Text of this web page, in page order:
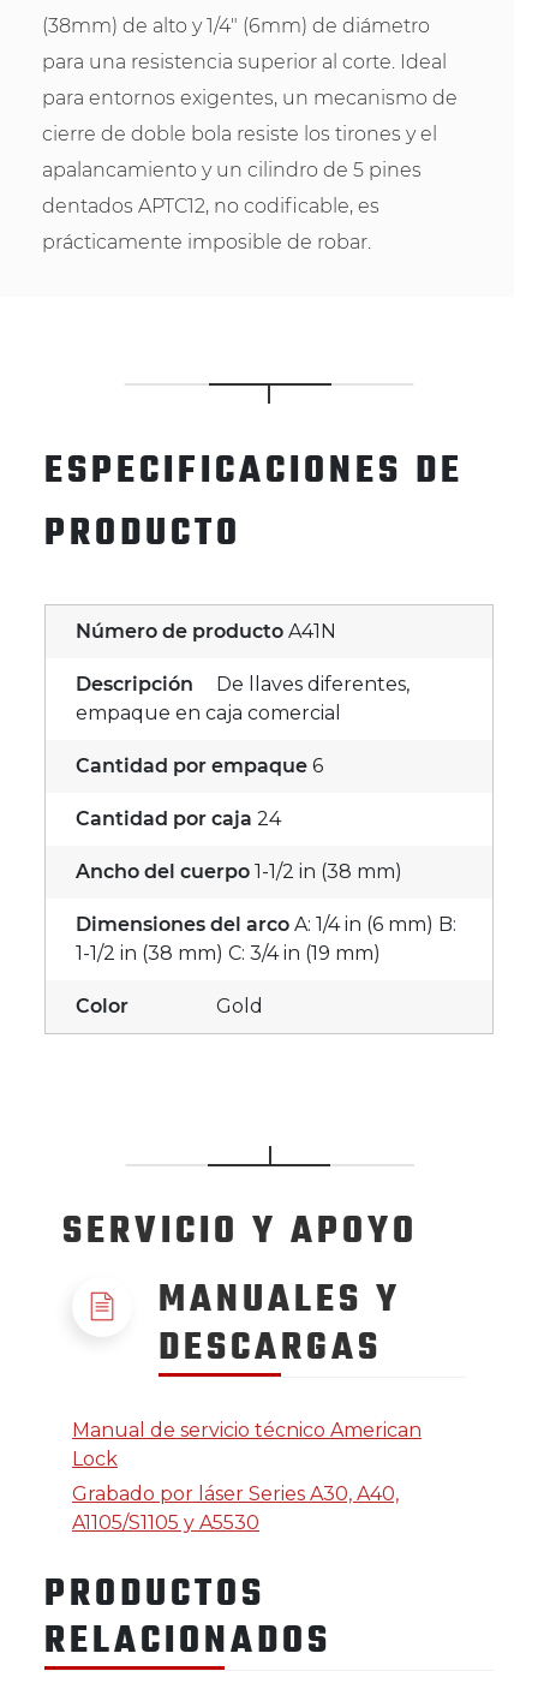
(38mm) de alto y 1/4" (6mm) de diámetro
para una resistencia superior al corte. Ideal
para entornos exigentes, un mecanismo de
cierre de doble bola resiste los tirones y el
apalancamiento y un cilindro de 5 pines
dentados APTC12, no codificable, es
prácticamente imposible de robar.
ESPECIFICACIONES DE
PRODUCTO
Número de producto A41N
Descripción
De llaves diferentes,
empaque en caja comercial
Cantidad por empaque 6
Cantidad por caja 24
Ancho del cuerpo 1-1/2 in (38 mm)
Dimensiones del arco A: 1/4 in (6 mm) B:
1-1/2 in (38 mm) C: 3/4 in (19 mm)
Color Gold
SERVICIO Y APOYO
MANUALES Y
DESCARGAS
Manual de servicio técnico American
Lock
Grabado por láser Series A30, A40,
A1105/S1105 y A5530
PRODUCTOS
RELACIONADOS